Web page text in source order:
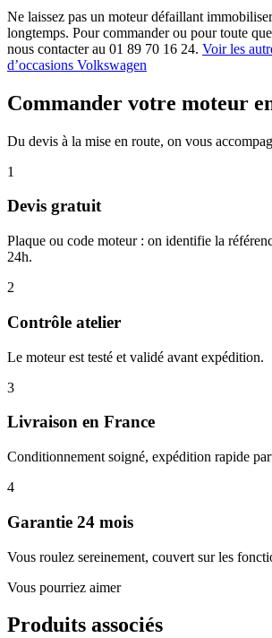
Ne laissez pas un moteur défaillant
longtemps. Pour commander ou pour toute
nous contacter au 01 89 70 16 24. Voir les
d’occasions Volkswagen
Commander votre moteur
Du devis à la mise en route, on vous
1
Devis gratuit
Plaque ou code moteur : on identifie la
24h.
2
Contrôle atelier
Le moteur est testé et validé avant expédition.
3
Livraison en France
Conditionnement soigné, expédition rapide
4
Garantie 24 mois
Vous roulez sereinement, couvert sur les
Vous pourriez aimer
Produits associés